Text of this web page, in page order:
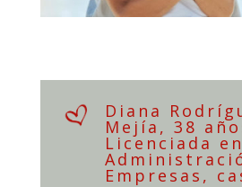
Diana
Mejía, 38
Licenciada en
Empresas,